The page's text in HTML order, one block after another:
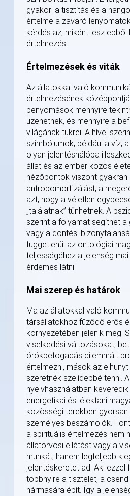
gyakori a tisztítás és a
értelme a zavaró
kérdés az, miként lesz
értelmezés.
Értelmezések és viták
Az állatokkal való
értelmezésének
benyomások mennyire
üzenetnek, és mennyire a
világának tükrei. A hívei
szimbólumok, például a víz,
olyan jelentéshálóba
állat és az ember közös
nézőpontok viszont gyakran
antropomorfizálást, a
azt, hogy a véletlen
„találatnak” tűnhetnek. A
szerint a folyamat segíthet a
vagy a döntési
függetlenül az ontológiai
teljességéhez a jelenség
érdemes látni.
Mai szerep és határok
Ma az állatokkal való
társállatokhoz fűződő erős
környezetében jelenik meg.
viselkedési változásokat,
örökbefogadás dilemmáit
értelmezni, mások az
szeretnék szelídebbé tenni.
nyelvhasználatban
energetikai és lélektani
közösségi terekben
személyes beszámolók.
a spirituális értelmezés nem
állatorvosi ellátást vagy a
munkát, hanem legfeljebb
jelentéskeretet ad. Aki ezzel
többnyire a tisztelet, a
hármasára épít. Így a